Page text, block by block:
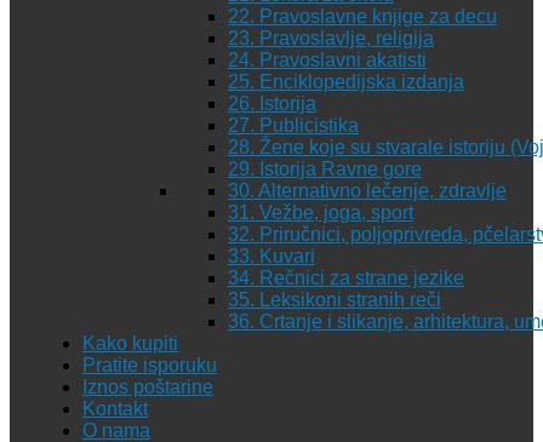
22. Pravoslavne knjige za decu
23. Pravoslavlje, religija
24. Pravoslavni akatisti
25. Enciklopedijska izdanja
26. Istorija
27. Publicistika
28. Žene koje su stvarale istoriju
29. Istorija Ravne gore
30. Alternativno lečenje, zdravlje
31. Vežbe, joga, sport
32. Priručnici, poljoprivreda,
33. Kuvari
34. Rečnici za strane jezike
35. Leksikoni stranih reči
36. Crtanje i slikanje, arhitektura,
Kako kupiti
Pratite isporuku
Iznos poštarine
Kontakt
O nama